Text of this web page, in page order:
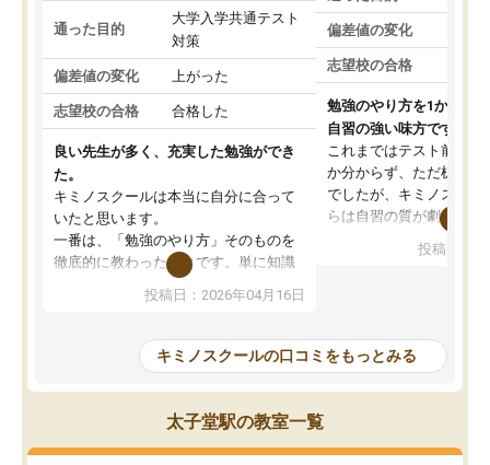
通った目的
大学入学共通テスト
対策
偏差値の変化 上がった
志望校の合格 合格した
良い先生が多く、充実した勉強ができ
た。
キミノスクールは本当に自分に合って
いたと思います。
一番は、「勉強のやり方」そのものを
徹底的に教わったことです。単に知識
を詰め込むのではなく、自学自習の習
慣が身につくよう並走してくれるの
はなくなりました。
講師の方との距離も近く、親身なコー
チングのおかげで、停滞期もモチベー
ションを維持できました。「やらされ
る勉強」から「目標のための勉強」へ
投稿日：2026年04月16日
偏差値の変化
志望校の合格
勉強のやり方を1から教
自習の強い味方です。
これまではテスト前に何
か分からず、ただ机に座
でしたが、キミノスクー
らは自習の質が劇的に変
を明確にしてくれるの
の仕方をコーチングして
ルなので、家での学習習
身につきました。結果と
た。自分から学ぶ姿勢を
投稿日：
キミノスクールの口コミをもっとみる
太子堂駅の教室一覧